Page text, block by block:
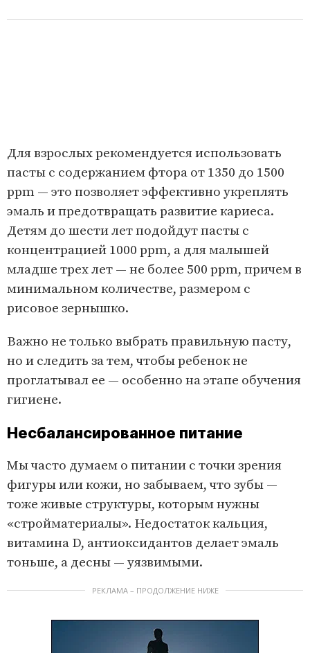
Для взрослых рекомендуется использовать
пасты с содержанием фтора от 1350 до 1500
ppm — это позволяет эффективно укреплять
эмаль и предотвращать развитие кариеса.
Детям до шести лет подойдут пасты с
концентрацией 1000 ppm, а для малышей
младше трех лет — не более 500 ppm, причем в
минимальном количестве, размером с
рисовое зернышко.
Важно не только выбрать правильную пасту,
но и следить за тем, чтобы ребенок не
проглатывал ее — особенно на этапе обучения
гигиене.
Несбалансированное питание
Мы часто думаем о питании с точки зрения
фигуры или кожи, но забываем, что зубы —
тоже живые структуры, которым нужны
«стройматериалы». Недостаток кальция,
витамина D, антиоксидантов делает эмаль
тоньше, а десны — уязвимыми.
РЕКЛАМА – ПРОДОЛЖЕНИЕ НИЖЕ